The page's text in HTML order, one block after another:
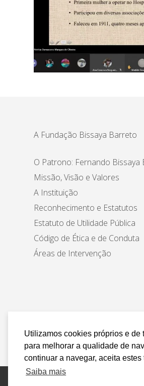
Utilizamos cookies próprios e de
para melhorar a qualidade de
continuar a navegar, aceita estes
Saiba mais
A Fundação Bissaya Barreto
O Patrono: Fernando Bissaya
Missão, Visão e Valores
A Instituição
Reconhecimento e Estatutos
Estatuto de Utilidade Pública
Código de Ética e de Conduta
Áreas de Intervenção
Política de Privacidade e